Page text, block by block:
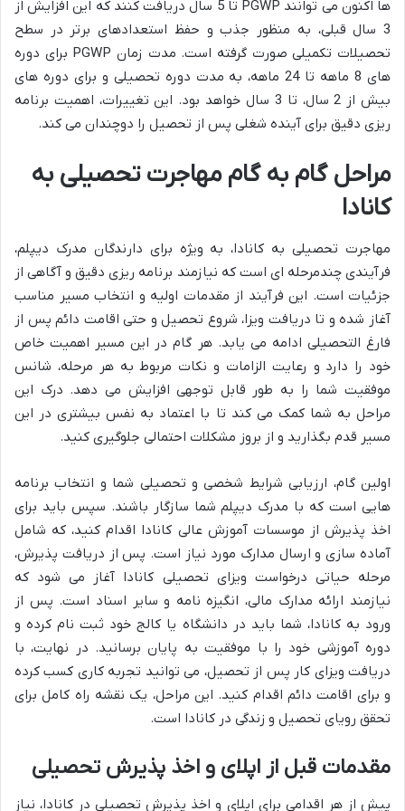
ها اکنون می توانند PGWP تا 5 سال دریافت کنند که این افزایش از
3 سال قبلی، به منظور جذب و حفظ استعدادهای برتر در سطح
تحصیلات تکمیلی صورت گرفته است. مدت زمان PGWP برای دوره
های 8 ماهه تا 24 ماهه، به مدت دوره تحصیلی و برای دوره های
بیش از 2 سال، تا 3 سال خواهد بود. این تغییرات، اهمیت برنامه
ریزی دقیق برای آینده شغلی پس از تحصیل را دوچندان می کند.
مراحل گام به گام مهاجرت تحصیلی به
کانادا
مهاجرت تحصیلی به کانادا، به ویژه برای دارندگان مدرک دیپلم،
فرآیندی چندمرحله ای است که نیازمند برنامه ریزی دقیق و آگاهی از
جزئیات است. این فرآیند از مقدمات اولیه و انتخاب مسیر مناسب
آغاز شده و تا دریافت ویزا، شروع تحصیل و حتی اقامت دائم پس از
فارغ التحصیلی ادامه می یابد. هر گام در این مسیر اهمیت خاص
خود را دارد و رعایت الزامات و نکات مربوط به هر مرحله، شانس
موفقیت شما را به طور قابل توجهی افزایش می دهد. درک این
مراحل به شما کمک می کند تا با اعتماد به نفس بیشتری در این
مسیر قدم بگذارید و از بروز مشکلات احتمالی جلوگیری کنید.
اولین گام، ارزیابی شرایط شخصی و تحصیلی شما و انتخاب برنامه
هایی است که با مدرک دیپلم شما سازگار باشند. سپس باید برای
اخذ پذیرش از موسسات آموزش عالی کانادا اقدام کنید، که شامل
آماده سازی و ارسال مدارک مورد نیاز است. پس از دریافت پذیرش،
مرحله حیاتی درخواست ویزای تحصیلی کانادا آغاز می شود که
نیازمند ارائه مدارک مالی، انگیزه نامه و سایر اسناد است. پس از
ورود به کانادا، شما باید در دانشگاه یا کالج خود ثبت نام کرده و
دوره آموزشی خود را با موفقیت به پایان برسانید. در نهایت، با
دریافت ویزای کار پس از تحصیل، می توانید تجربه کاری کسب کرده
و برای اقامت دائم اقدام کنید. این مراحل، یک نقشه راه کامل برای
تحقق رویای تحصیل و زندگی در کانادا است.
مقدمات قبل از اپلای و اخذ پذیرش تحصیلی
پیش از هر اقدامی برای اپلای و اخذ پذیرش تحصیلی در کانادا، نیاز